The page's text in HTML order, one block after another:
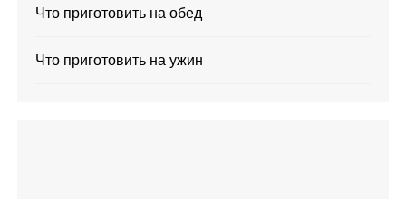
Что приготовить на обед
Что приготовить на ужин